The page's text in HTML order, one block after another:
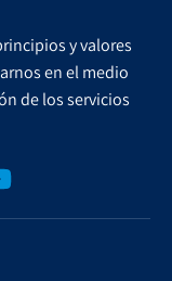
y valores
en el medio
de los servicios